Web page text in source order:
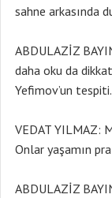
sahne arkasında
ABDULAZİZ
daha oku da
Yefimov’un
VEDAT YILMAZ:
Onlar yaşamın
ABDULAZİZ